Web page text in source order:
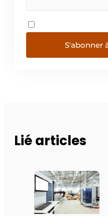
S'abonner
Lié articles